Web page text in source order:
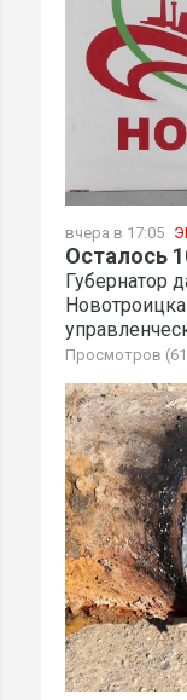
вчера в 17:05
Осталось
Губернатор
Просмотров